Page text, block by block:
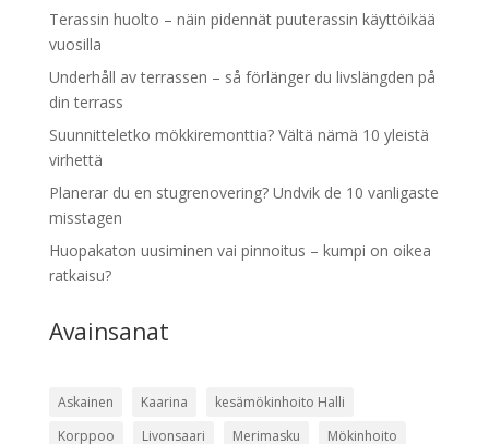
Terassin huolto – näin pidennät puuterassin käyttöikää
vuosilla
Underhåll av terrassen – så förlänger du livslängden på
din terrass
Suunnitteletko mökkiremonttia? Vältä nämä 10 yleistä
virhettä
Planerar du en stugrenovering? Undvik de 10 vanligaste
misstagen
Huopakaton uusiminen vai pinnoitus – kumpi on oikea
ratkaisu?
Avainsanat
Askainen Kaarina
kesämökinhoito Halli
Korppoo
Livonsaari Merimasku Mökinhoito